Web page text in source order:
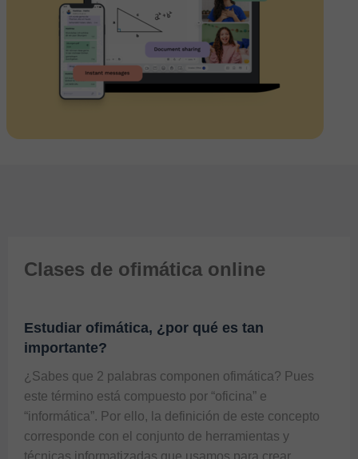
Clases de ofimática online
Estudiar ofimática, ¿por qué es tan
importante?
¿Sabes que 2 palabras componen ofimática? Pues
este término está compuesto por “oficina” e
“informática”. Por ello, la definición de este concepto
corresponde con el conjunto de herramientas y
técnicas informatizadas que usamos para crear,